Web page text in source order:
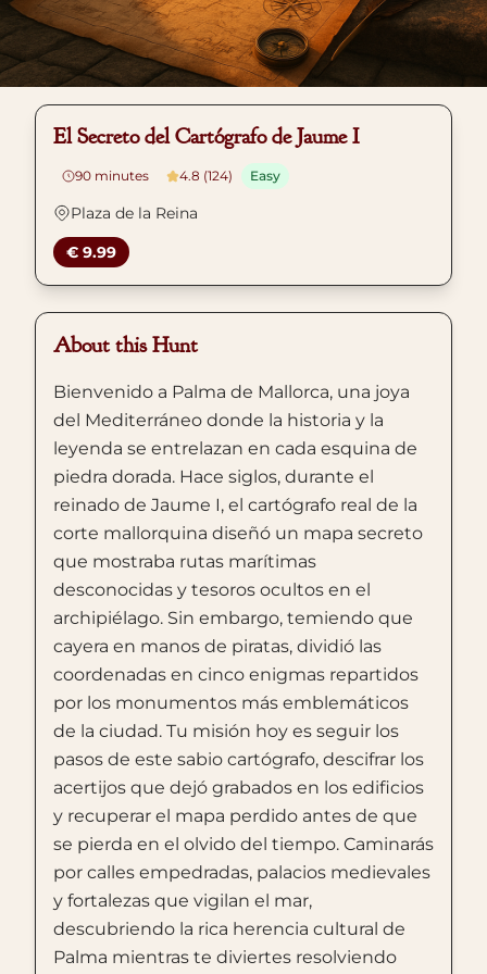
El Secreto del Cartógrafo de Jaume I
90 minutes 4.8 (124) Easy
Plaza de la Reina
€ 9.99
About this Hunt
Bienvenido a Palma de Mallorca, una joya
del Mediterráneo donde la historia y la
leyenda se entrelazan en cada esquina de
piedra dorada. Hace siglos, durante el
reinado de Jaume I, el cartógrafo real de la
corte mallorquina diseñó un mapa secreto
que mostraba rutas marítimas
desconocidas y tesoros ocultos en el
archipiélago. Sin embargo, temiendo que
cayera en manos de piratas, dividió las
coordenadas en cinco enigmas repartidos
por los monumentos más emblemáticos
de la ciudad. Tu misión hoy es seguir los
pasos de este sabio cartógrafo, descifrar los
acertijos que dejó grabados en los edificios
y recuperar el mapa perdido antes de que
se pierda en el olvido del tiempo. Caminarás
por calles empedradas, palacios medievales
y fortalezas que vigilan el mar,
descubriendo la rica herencia cultural de
Palma mientras te diviertes resolviendo